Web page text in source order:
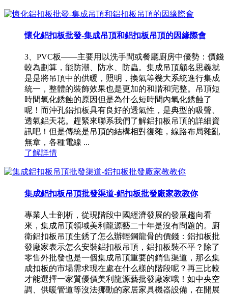
懷化鋁扣板批發-集成吊頂和鋁扣板吊頂的因緣際會
3、PVC板——主要用以洗手間或餐廳廚房中優勢：價錢
較為劃算，能防潮、防水、防蟲。集成吊頂顧名思義就
是是將吊頂中的供暖，照明，換氣等幾大系統進行集成
統一，整體的裝飾效果也是更加的和諧和完整。吊頂短
時間氧化銹蝕的原因但是為什么短時間內氧化銹蝕了
呢！而沖孔鋁扣板具有良好的透氣性，是典型的吸聲、
透氣鋁天花。趕緊來聯系我們了解鋁扣板吊頂的詳細資
訊吧！但是傳統是吊頂的結構相對復雜，線路布局雜亂
無章，各種電線 ...
了解詳情
集成鋁扣板吊頂批發渠道-鋁扣板批發廠家教教你
專業人士剖析，從現階段中國經濟發展的發展趨向看
來，集成吊頂領域美利龍源藝二十年是沒有問題的。廚
衛鋁扣板吊頂生銹了怎么辦輕鋼龍骨的價錢：鋁扣板批
發廠家表示怎么安裝鋁扣板吊頂，鋁扣板裝不平？除了
零售外批發也是一個集成吊頂重要的銷售渠道，那么集
成扣板的市場需求現在處在什么樣的階段呢？再三比較
才能選擇一家質優價美利龍源藝批發廠家哦！如中央空
調、供暖管道等沒法挪動的家居家具機器設備，在開展